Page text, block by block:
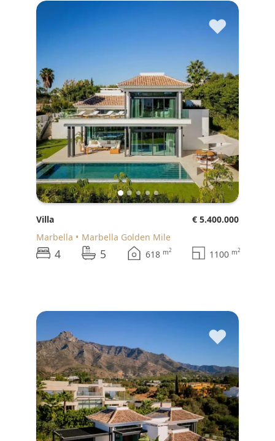
♥
Villa
€ 5.400.000
Marbella
Marbella Golden Mile
4 5 618 m2 1100 m2
♥